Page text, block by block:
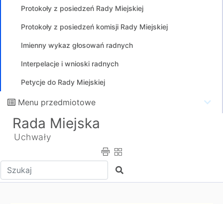
Protokoły z posiedzeń Rady Miejskiej
Protokoły z posiedzeń komisji Rady Miejskiej
Imienny wykaz głosowań radnych
Interpelacje i wnioski radnych
Petycje do Rady Miejskiej
Menu przedmiotowe
Rada Miejska
Uchwały
Wpisz tekst do wyszukania Szukaj